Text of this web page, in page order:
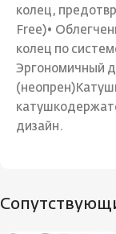
колец,
Free)•
колец по
Эргономичный
дизайн.